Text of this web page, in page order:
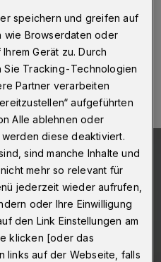
Minute Lesezeit
speichern und greifen auf
Browserdaten oder
Gerät zu. Durch
Sie Tracking-Technologien
Partner verarbeiten
aufgeführten
Alle ablehnen oder
diese deaktiviert.
sind manche Inhalte und
mehr so relevant für
jederzeit wieder aufrufen,
oder Ihre Einwilligung
den Link Einstellungen am
klicken [oder das
links auf der Webseite, falls